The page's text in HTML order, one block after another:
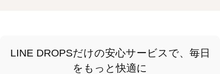
LINE DROPSだけの安心サービスで、毎日
をもっと快適に